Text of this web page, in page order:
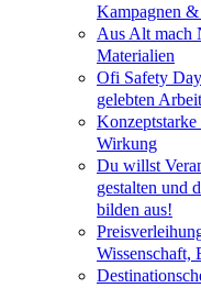
Kampagnen
Aus Alt mach
Materialien
Ofi Safety
gelebten
Wirkung
Du willst
gestalten und
bilden aus!
Wissenschaft,